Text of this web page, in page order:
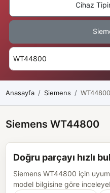
Cihaz
Anasayfa Siemens WT44800
Siemens WT44800
Doğru parçayı hızlı
Siemens WT44800 için
model bilgisine göre